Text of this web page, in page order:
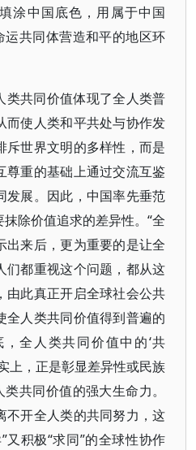
涂中国底色，用属于中国
运共同体营造和平的地区环
类共同价值体现了全人类普
而使人类和平共处与协作发
斥世界文明的多样性，而是
尊重的基础上通过交流互鉴
发展。因此，中国率先垂范
除价值追求的差异性。“全
出来后，更为重要的是让全
们都重视这个问题，都从这
由此真正开启全球社会公共
全人类共同价值得到普遍的
全人类共同价值中的‘共
实上，正是彰显差异性或民族
共同价值的强大生命力。
不开全人类的共同努力，这
又积极“求同”的全球性协作